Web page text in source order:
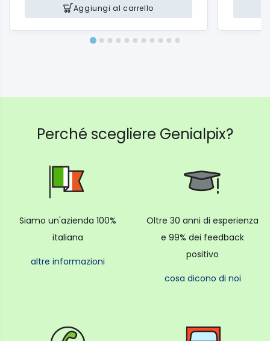
Aggiungi al carrello
Perché scegliere Genialpix?
Siamo un'azienda 100%
italiana
altre informazioni
Oltre 30 anni di esperienza
e 99% dei feedback
positivo
cosa dicono di noi